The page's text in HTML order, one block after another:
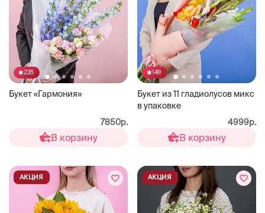
235
Букет «Гармония»
7850р.
В корзину
149
Букет из 11 гладиолусов микс
в упаковке
4999р.
В корзину
АКЦИЯ АКЦИЯ